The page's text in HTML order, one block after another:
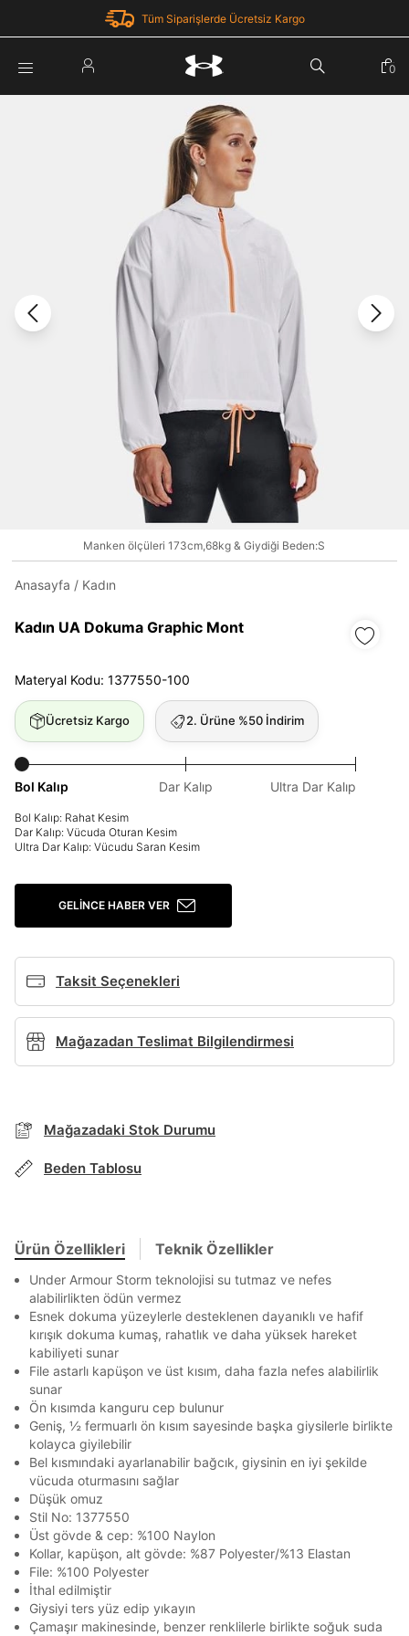
Tüm Siparişlerde Ücretsiz Kargo
Şifremi Unuttum
Under Armour'da yeni misiniz? Kayıt Ol
Üye Olmadan Devam Et
0
Manken ölçüleri 173cm,68kg & Giydiği Beden:S
Anasayfa / Kadın
Kadın UA Dokuma Graphic Mont
Materyal Kodu: 1377550-100
Ücretsiz Kargo 2. Ürüne %50 İndirim
Bol Kalıp Dar Kalıp Ultra Dar Kalıp
Bol Kalıp: Rahat Kesim
Dar Kalıp: Vücuda Oturan Kesim
Ultra Dar Kalıp: Vücudu Saran Kesim
GELINCE HABER VER
Taksit Seçenekleri
Banka Kart Taksit
İşbankası Maximum
Akbank Axess 4
Ziraat Bankası Ziraat Bankası 4
QNB QNB
AnadoluBank World 3
Mağazadan Teslimat Bilgilendirmesi
Mağazadaki Stok Durumu
Beden Tablosu
Ürün Özellikleri Teknik Özellikler
Under Armour Storm teknolojisi su tutmaz ve nefes
alabilirlikten ödün vermez
Esnek dokuma yüzeylerle desteklenen dayanıklı ve hafif
kırışık dokuma kumaş, rahatlık ve daha yüksek hareket
kabiliyeti sunar
File astarlı kapüşon ve üst kısım, daha fazla nefes alabilirlik
sunar
Ön kısımda kanguru cep bulunur
Geniş, ½ fermuarlı ön kısım sayesinde başka giysilerle birlikte
kolayca giyilebilir
Bel kısmındaki ayarlanabilir bağcık, giysinin en iyi şekilde
vücuda oturmasını sağlar
Düşük omuz
Stil No: 1377550
Üst gövde & cep: %100 Naylon
Kollar, kapüşon, alt gövde: %87 Polyester/%13 Elastan
File: %100 Polyester
İthal edilmiştir
Giysiyi ters yüz edip yıkayın
Çamaşır makinesinde, benzer renklilerle birlikte soğuk suda
Mağazada Bul
Beden Seçin
Mağazada Bul
BEDEN TABLOSU
Stok Bildirimi
Ürün stoklara geldiğinde
bildirim göndereceğiz.
Kapat
Term Of Use
ipsum
Siparişinizin durumu hakkında bilgi alabilmek için
aşağıdaki bilgileri giriniz.
E-posta Adresi *
Sipariş Numaranız *
Sorgula
Parola Yenileme
Parolayı Yenile
Giriş Sayfasına Dön
Zaten hesabın var mı? Giriş yap
Daha hızlı ödeme. Hızlı sipariş takibi.
Giriş Yap
E-posta
Beni Hatırla
Telefon Numarası*
En az 8 karakter
Bir rakam
Bir büyük harf
En az 1 özel karakter
Aşağıdakileri okudum ve kabul ediyorum:
Kişisel verileriniz
Aydınlatma Metni
uyarınca işlenecektir. Kişisel verilerimin Doğuş
Perakende Satış Giyim ve Aksesuar Ticaret A.Ş.
tarafından ticari elektronik ileti gönderilmesi amacıyla
işlenmesini kabul ediyorum.
Sms
E-mail
Çağrı Merkezi / Arama
Kişisel verilerimin Doğuş Perakende Satış Giyim ve
Aksesuar Ticaret A.Ş. bünyesinde yer alan
markalara ait ürünlerin bana özel pazarlanması ve
Doğuş Grubu şirketlerinde bulunan pazarlama
verilerimin kişiselleştirilmiş reklamcılık faaliyeti
amacıyla işlenmesini kabul ediyorum.
sn
SMS Onay Kodu
Bilgilerinizi güncellemek için lütfen telefonunuza SMS
ile gelen kodu girerek telefon numaranızı doğrulayın.
sn
SMS Onay Kodu
Bilgilerinizi güncellemek için lütfen telefonunuza SMS
ile gelen kodu girerek telefon numaranızı doğrulayın.